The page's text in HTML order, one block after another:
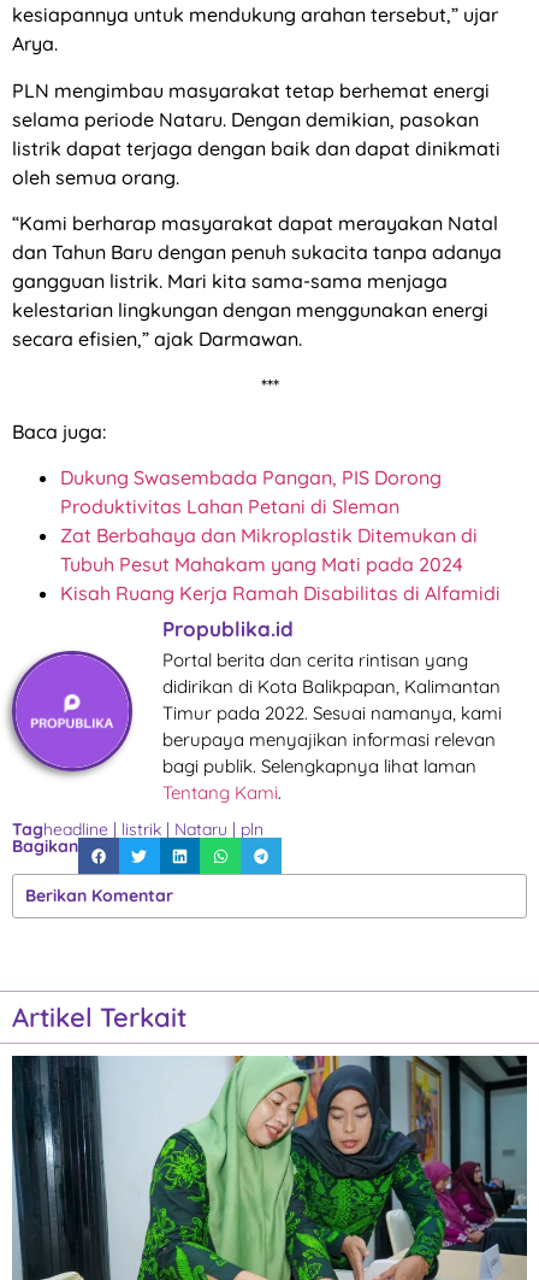
kesiapannya untuk mendukung arahan tersebut,” ujar
Arya.
PLN mengimbau masyarakat tetap berhemat energi
selama periode Nataru. Dengan demikian, pasokan
listrik dapat terjaga dengan baik dan dapat dinikmati
oleh semua orang.
“Kami berharap masyarakat dapat merayakan Natal
dan Tahun Baru dengan penuh sukacita tanpa adanya
gangguan listrik. Mari kita sama-sama menjaga
kelestarian lingkungan dengan menggunakan energi
secara efisien,” ajak Darmawan.
***
Baca juga:
Dukung Swasembada Pangan, PIS Dorong
Produktivitas Lahan Petani di Sleman
Zat Berbahaya dan Mikroplastik Ditemukan di
Tubuh Pesut Mahakam yang Mati pada 2024
Kisah Ruang Kerja Ramah Disabilitas di Alfamidi
Propublika.id
Portal berita dan cerita rintisan yang
didirikan di Kota Balikpapan, Kalimantan
Timur pada 2022. Sesuai namanya, kami
berupaya menyajikan informasi relevan
bagi publik. Selengkapnya lihat laman
Tentang Kami.
Tagheadline listrik Nataru pln
Bagikan
Berikan Komentar
Artikel Terkait